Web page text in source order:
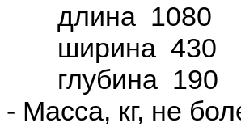
длина 1080
ширина 430
глубина 190
- Масса, кг, не